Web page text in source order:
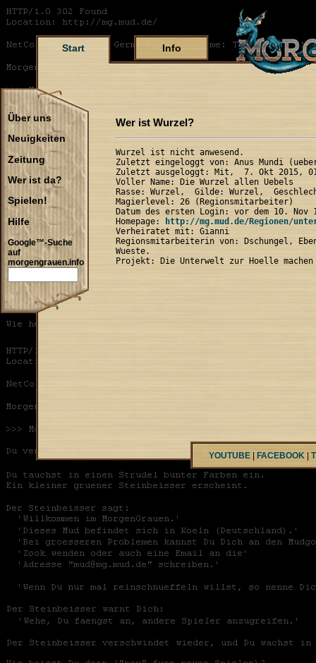
Start Info
Über uns
Neuigkeiten
Zeitung
Wer ist da?
Spielen!
Hilfe
Google™-Suche
auf
morgengrauen.info
Wer ist Wurzel?
Wurzel ist nicht anwesend.
Zuletzt eingeloggt von: Anus Mundi
Zuletzt ausgeloggt: Mit,  7. Okt 2015,
Voller Name: Die Wurzel allen Uebels
Rasse: Wurzel,  Gilde: Wurzel,
Magierlevel: 26 (Regionsmitarbeiter)
Datum des ersten Login: vor dem 10. Nov
Homepage:
http://mg.mud.de/Regionen/
Verheiratet mit: Gianni
Regionsmitarbeiterin von: Dschungel,
Wueste.
YOUTUBE FACEBOOK